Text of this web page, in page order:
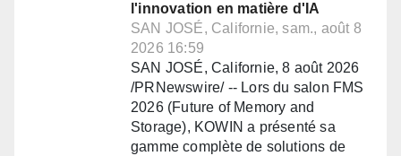
l'innovation en matière d'IA
SAN JOSÉ, Californie, sam., août 8
2026 16:59
SAN JOSÉ, Californie, 8 août 2026
/PRNewswire/ -- Lors du salon FMS
2026 (Future of Memory and
Storage), KOWIN a présenté sa
gamme complète de solutions de